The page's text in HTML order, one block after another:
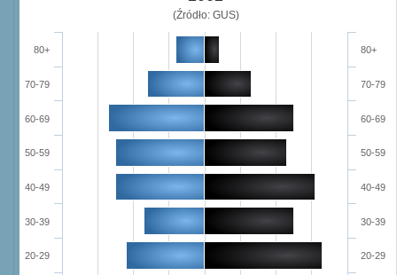
(Źródło: GUS)
20-29
30-39
40-49
50-59
60-69
70-79
80+
20-29
30-39
40-49
50-59
60-69
70-79
80+